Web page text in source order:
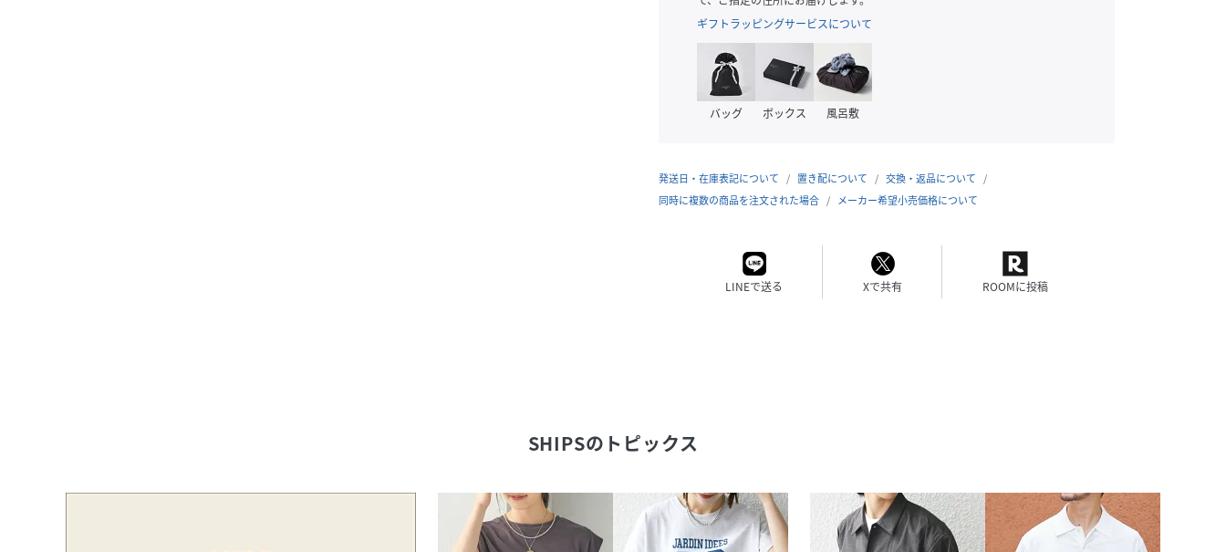
ギフトラッピングサービスについて
バッグ ボックス 風呂敷
発送日・在庫表記について 置き配について
交換・返品について
同時に複数の商品を注文された場合
メーカー希望小売価格について
LINEで送る Xで共有 ROOMに投稿
SHIPSのトピックス